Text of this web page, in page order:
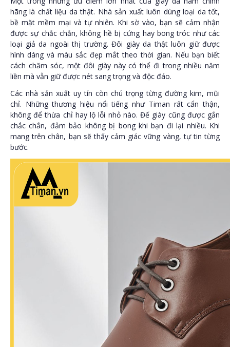
hãng là chất liệu da thật. Nhà sản xuất luôn dùng loại da tốt,
bề mặt mềm mại và tự nhiên. Khi sờ vào, bạn sẽ cảm nhận
được sự chắc chắn, không hề bị cứng hay bong tróc như các
loại giả da ngoài thị trường. Đôi giày da thật luôn giữ được
hình dáng và màu sắc đẹp mắt theo thời gian. Nếu bạn biết
cách chăm sóc, một đôi giày này có thể đi trong nhiều năm
liền mà vẫn giữ được nét sang trọng và độc đáo.
Các nhà sản xuất uy tín còn chú trọng từng đường kim, mũi
chỉ. Những thương hiệu nổi tiếng như Timan rất cẩn thận,
không để thừa chỉ hay lộ lỗi nhỏ nào. Đế giày cũng được gắn
chắc chắn, đảm bảo không bị bong khi bạn đi lại nhiều. Khi
mang trên chân, bạn sẽ thấy cảm giác vững vàng, tự tin từng
bước.